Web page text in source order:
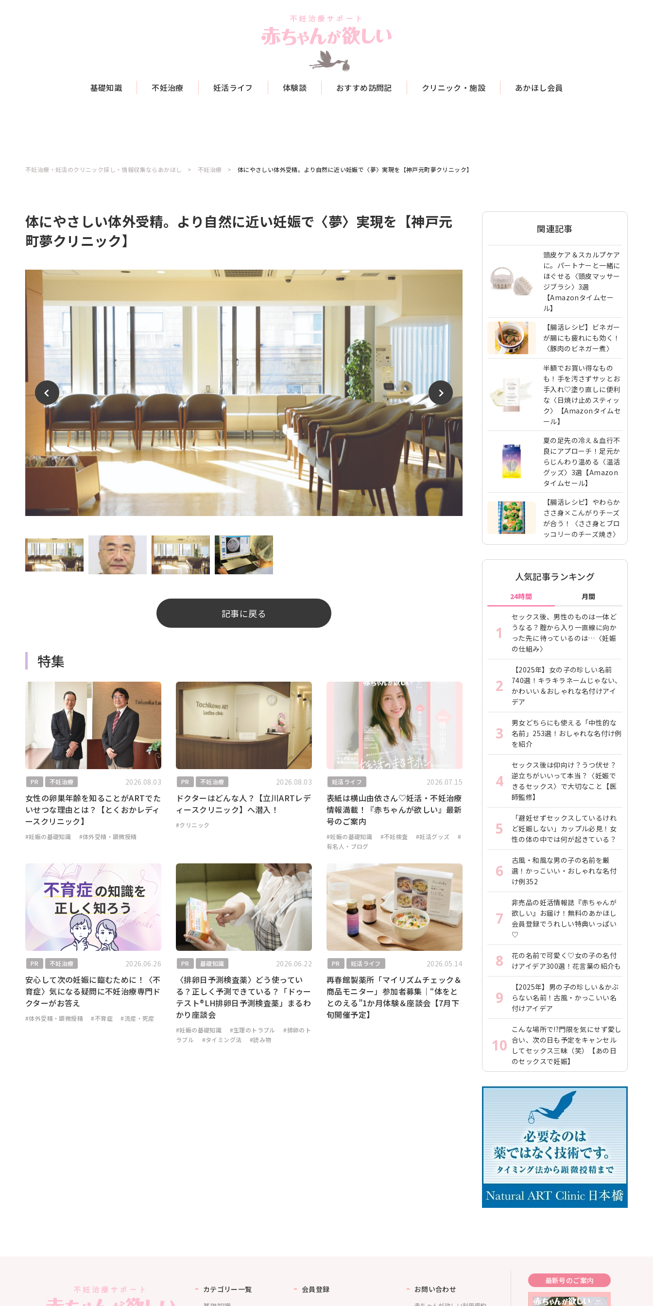
基礎知識 不妊治療 妊活ライフ 体験談 おすすめ訪問記 クリニック・施設 あかほし会員
不妊治療・妊活のクリニック探し・情報収集ならあかほし 不妊治療 体にやさしい体外受精。より自然に近い妊娠で〈夢〉実現を【神戸元町夢クリニック】
体にやさしい体外受精。より自然に近い妊娠で〈夢〉実現を【神戸元
町夢クリニック】
記事に戻る
特集
PR 不妊治療 2026.08.03
女性の卵巣年齢を知ることがARTでた
いせつな理由とは？【とくおかレディ
ースクリニック】
#妊娠の基礎知識 #体外受精・顕微授精
PR 不妊治療 2026.08.03
ドクターはどんな人？【立川ARTレデ
ィースクリニック】へ潜入！
#クリニック
妊活ライフ 2026.07.15
表紙は横山由依さん♡妊活・不妊治療
情報満載！『赤ちゃんが欲しい』最新
号のご案内
#妊娠の基礎知識 #不妊検査 #妊活グッズ
#
有名人・ブログ
PR 不妊治療 2026.06.26
安心して次の妊娠に臨むために！〈不
育症〉気になる疑問に不妊治療専門ド
クターがお答え
#体外受精・顕微授精 #不育症 #流産・死産
PR 基礎知識 2026.06.22
〈排卵日予測検査薬〉どう使ってい
る？正しく予測できている？「ドゥー
テスト®LH排卵日予測検査薬」まるわ
かり座談会
#妊娠の基礎知識 #生理のトラブル
#排卵のト
ラブル
#タイミング法 #読み物
PR 妊活ライフ 2026.05.14
再春館製薬所「マイリズムチェック＆
商品モニター」参加者募集｜“体をと
とのえる”1か月体験＆座談会【7月下
旬開催予定】
関連記事
頭皮ケア＆スカルプケア
に。パートナーと一緒に
ほぐせる〈頭皮マッサー
ジブラシ〉3選
【Amazonタイムセー
ル】
【腸活レシピ】ビネガー
が腸にも疲れにも効く！
〈豚肉のビネガー煮〉
半額でお買い得なもの
も！手を汚さずサッとお
手入れ♡塗り直しに便利
な〈日焼け止めスティッ
ク〉【Amazonタイムセ
ール】
夏の足先の冷え＆血行不
良にアプローチ！足元か
らじんわり温める〈温活
グッズ〉3選【Amazon
タイムセール】
【腸活レシピ】やわらか
ささ身×こんがりチーズ
が合う！〈ささ身とブロ
ッコリーのチーズ焼き〉
人気記事ランキング
24時間 月間
1
セックス後、男性のものは一体ど
うなる？腟から入り一直線に向か
った先に待っているのは…〈妊娠
の仕組み〉
2
【2025年】女の子の珍しい名前
740選！キラキラネームじゃない、
かわいい＆おしゃれな名付けアイ
デア
3
男女どちらにも使える「中性的な
名前」253選！おしゃれな名付け例
を紹介
4
セックス後は仰向け？うつ伏せ？
逆立ちがいいって本当？〈妊娠で
きるセックス〉で大切なこと【医
師監修】
5
「避妊せずセックスしているけれ
ど妊娠しない」カップル必見！女
性の体の中では何が起きている？
6
古風・和風な男の子の名前を厳
選！かっこいい・おしゃれな名付
け例352
7
非売品の妊活情報誌『赤ちゃんが
欲しい』お届け！無料のあかほし
会員登録でうれしい特典いっぱい
♡
8
花の名前で可愛く♡女の子の名付
けアイデア300選！花言葉の紹介も
9
【2025年】男の子の珍しい＆かぶ
らない名前！古風・かっこいい名
付けアイデア
10
こんな場所で!?門限を気にせず愛し
合い、次の日も予定をキャンセル
してセックス三昧（笑）【あの日
のセックスで妊娠】
カテゴリー一覧
会員登録 お問い合わせ
最新号のご案内